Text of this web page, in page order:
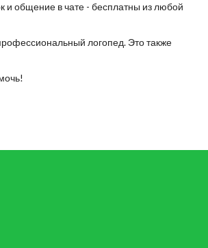
и общение в чате - бесплатны из любой
логопед. Это также